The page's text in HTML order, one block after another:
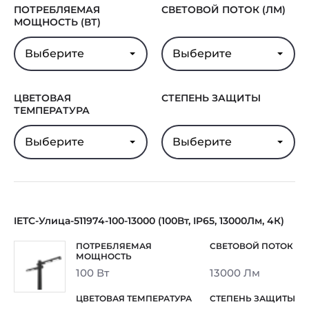
ПОТРЕБЛЯЕМАЯ
МОЩНОСТЬ (ВТ)
Выберите
СВЕТОВОЙ ПОТОК (ЛМ)
Выберите
ЦВЕТОВАЯ
ТЕМПЕРАТУРА
Выберите
СТЕПЕНЬ ЗАЩИТЫ
Выберите
IETC-Улица-511974-100-13000 (100Вт, IP65, 13000Лм, 4К)
100 Вт 13000 Лм